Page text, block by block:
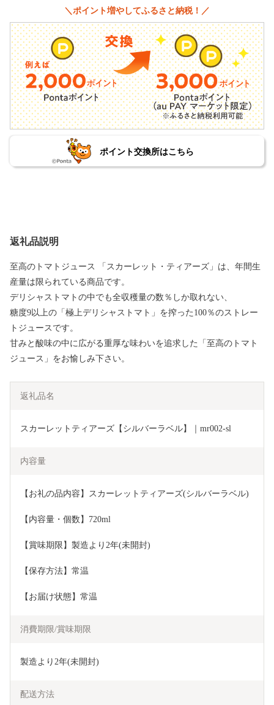
＼ポイント増やしてふるさと納税！／
ポイント交換所はこちら
返礼品説明
至高のトマトジュース 「スカーレット・ティアーズ」は、年間生
産量は限られている商品です。
デリシャストマトの中でも全収穫量の数％しか取れない、
糖度9以上の「極上デリシャストマト」を搾った100％のストレー
トジュースです。
甘みと酸味の中に広がる重厚な味わいを追求した「至高のトマト
ジュース」をお愉しみ下さい。
返礼品名
スカーレットティアーズ【シルバーラベル】｜mr002-sl
内容量
【お礼の品内容】スカーレットティアーズ(シルバーラベル)
【内容量・個数】720ml
【賞味期限】製造より2年(未開封)
【保存方法】常温
【お届け状態】常温
消費期限/賞味期限
製造より2年(未開封)
配送方法